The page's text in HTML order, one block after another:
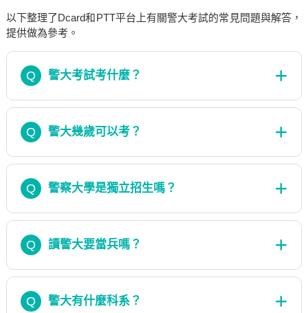
以下整理了Dcard和PTT平台上有關警大考試的常見問題與解答，
提供做為參考。
Q 警大考試考什麼？
Q 警大幾歲可以考？
Q 警察大學是獨立招生嗎？
Q 讀警大要當兵嗎？
Q 警大有什麼科系？